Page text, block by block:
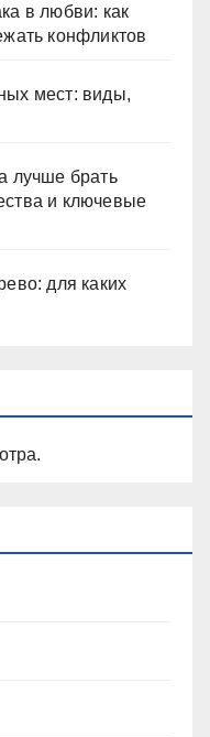
в любви: как
конфликтов
мест: виды,
лучше брать
и ключевые
для каких